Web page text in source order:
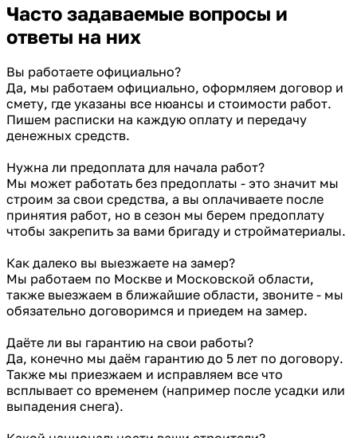
Часто задаваемые вопросы и
ответы на них
Вы работаете официально?
Да, мы работаем официально, оформляем договор и
смету, где указаны все нюансы и стоимости работ.
Пишем расписки на каждую оплату и передачу
денежных средств.
Нужна ли предоплата для начала работ?
Мы может работать без предоплаты - это значит мы
строим за свои средства, а вы оплачиваете после
принятия работ, но в сезон мы берем предоплату
чтобы закрепить за вами бригаду и стройматериалы.
Как далеко вы выезжаете на замер?
Мы работаем по Москве и Московской области,
также выезжаем в ближайшие области, звоните - мы
обязательно договоримся и приедем на замер.
Даёте ли вы гарантию на свои работы?
Да, конечно мы даём гарантию до 5 лет по договору.
Также мы приезжаем и исправляем все что
всплывает со временем (например после усадки или
выпадения снега).